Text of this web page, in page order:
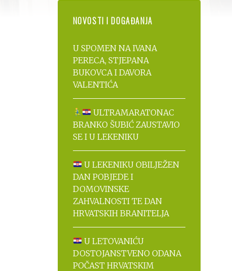
NOVOSTI I DOGAĐANJA
U SPOMEN NA IVANA
PERECA, STJEPANA
BUKOVCA I DAVORA
VALENTIĆA
ULTRAMARATONAC
BRANKO ŠUBIĆ ZAUSTAVIO
SE I U LEKENIKU
U LEKENIKU OBILJEŽEN
DAN POBJEDE I
DOMOVINSKE
ZAHVALNOSTI TE DAN
HRVATSKIH BRANITELJA
U LETOVANIĆU
DOSTOJANSTVENO ODANA
POČAST HRVATSKIM